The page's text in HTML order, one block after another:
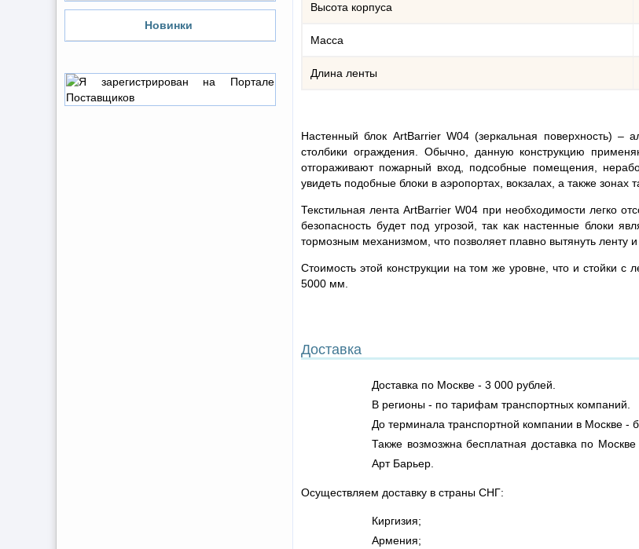
Новинки
Высота корпуса
Масса
Длина ленты
Настенный блок ArtBarrier W04 (зеркальная поверхность) –
столбики ограждения. Обычно, данную конструкцию
отгораживают пожарный вход, подсобные помещения,
увидеть подобные блоки в аэропортах, вокзалах, а также зонах
Текстильная лента ArtBarrier W04 при необходимости легко
безопасность будет под угрозой, так как настенные блоки
тормозным механизмом, что позволяет плавно вытянуть ленту и
Стоимость этой конструкции на том же уровне, что и стойки с
5000 мм.
Доставка
Доставка по Москве - 3 000 рублей.
В регионы - по тарифам транспортных компаний.
До терминала транспортной компании в Москве -
Также возмозжна бесплатная доставка по
Арт Барьер.
Осуществляем доставку в страны СНГ:
Киргизия;
Армения;